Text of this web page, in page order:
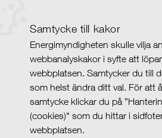
Samtycke till kakor
Energimyndigheten skulle vilja
webbanalyskakor i syfte att
webbplatsen. Samtycker du till
som helst ändra ditt val. För att
samtycke klickar du på
(cookies)" som du hittar i
webbplatsen.